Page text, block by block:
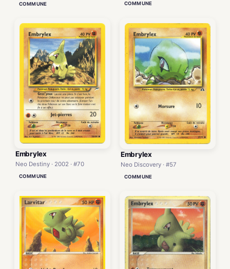
COMMUNE COMMUNE
Embrylex
Neo Destiny · 2002 · #70
COMMUNE
Embrylex
Neo Discovery · #57
COMMUNE